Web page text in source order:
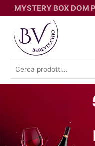
MYSTERY BOX DOM
Cerca: